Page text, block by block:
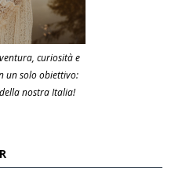
curiosità e
un solo obiettivo:
nostra Italia!